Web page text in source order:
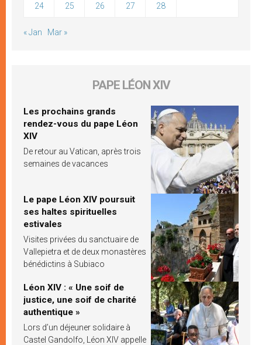
24 25 26 27 28
« Jan Mar »
PAPE LÉON XIV
Les prochains grands
rendez-vous du pape Léon
XIV
De retour au Vatican, après trois
semaines de vacances
Le pape Léon XIV poursuit
ses haltes spirituelles
estivales
Visites privées du sanctuaire de
Vallepietra et de deux monastères
bénédictins à Subiaco
Léon XIV : « Une soif de
justice, une soif de charité
authentique »
Lors d’un déjeuner solidaire à
Castel Gandolfo, Léon XIV appelle